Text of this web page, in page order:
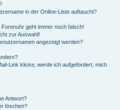
in der Online-Liste auftaucht?
geht immer noch falsch!
zur Auswahl!
angezeigt werden?
Link klicke, werde ich aufgefordert, mich
Antwort?
löschen?